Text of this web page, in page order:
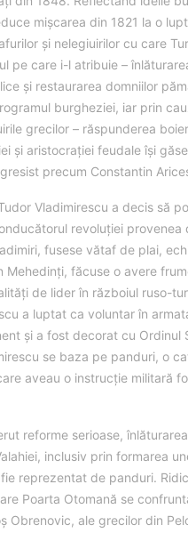
mişcarea din 1821 la o
şi nelegiuirilor cu care
pe care i-l atribuie –
şi restaurarea domniilor
burgheziei, iar prin
grecilor – răspunderea
şi aristocraţiei feudale îşi
precum Constantin
Vladimirescu a decis să
revoluției provenea
fusese vătaf de plai,
Mehedinți, făcuse o avere
de lider în războiul ruso-
a luptat ca voluntar în
și a fost decorat cu Ordinul
se baza pe panduri, o
aveau o instrucție militară
reforme serioase,
inclusiv prin formarea
reprezentat de panduri.
Poarta Otomană se
Obrenovic, ale grecilor din